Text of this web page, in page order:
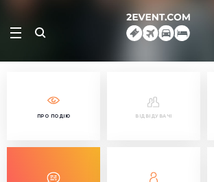
ПРО ПОДІЮ ВІДВІДУВАЧІ